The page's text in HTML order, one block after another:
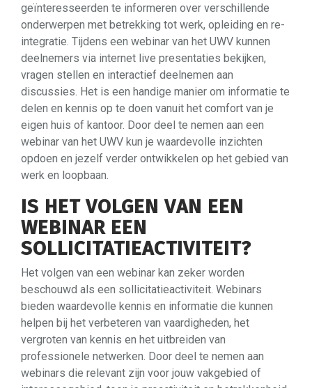
geïnteresseerden te informeren over verschillende
onderwerpen met betrekking tot werk, opleiding en re-
integratie. Tijdens een webinar van het UWV kunnen
deelnemers via internet live presentaties bekijken,
vragen stellen en interactief deelnemen aan
discussies. Het is een handige manier om informatie te
delen en kennis op te doen vanuit het comfort van je
eigen huis of kantoor. Door deel te nemen aan een
webinar van het UWV kun je waardevolle inzichten
opdoen en jezelf verder ontwikkelen op het gebied van
werk en loopbaan.
IS HET VOLGEN VAN EEN
WEBINAR EEN
SOLLICITATIEACTIVITEIT?
Het volgen van een webinar kan zeker worden
beschouwd als een sollicitatieactiviteit. Webinars
bieden waardevolle kennis en informatie die kunnen
helpen bij het verbeteren van vaardigheden, het
vergroten van kennis en het uitbreiden van
professionele netwerken. Door deel te nemen aan
webinars die relevant zijn voor jouw vakgebied of